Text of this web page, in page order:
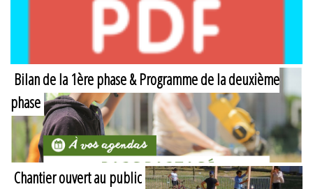
Bilan de la 1ère phase & Programme de la deuxième
phase
Chantier ouvert au public